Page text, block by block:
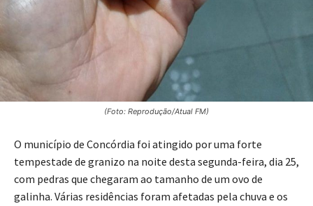
(Foto: Reprodução/Atual FM)
O município de Concórdia foi atingido por uma forte
tempestade de granizo na noite desta segunda-feira, dia 25,
galinha. Várias residências foram afetadas pela chuva e os
ventos.
Conforme os Bombeiros Voluntários de Concórdia, houve